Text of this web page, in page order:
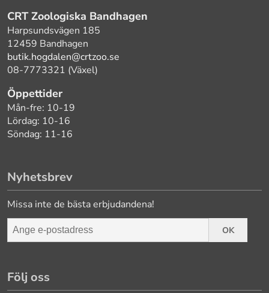
CRT Zoologiska Bandhagen
Harpsundsvägen 185
12459 Bandhagen
butik.hogdalen@crtzoo.se
08-7773321 (Växel)
Öppettider
Mån-fre: 10-19
Lördag: 10-16
Söndag: 11-16
Nyhetsbrev
Missa inte de bästa erbjudandena!
OK
Följ oss